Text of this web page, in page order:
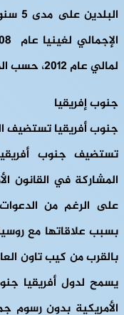
لمالي عام 2012، حسب الدراسة. (Reuters)
جنوب إفريقيا
جنوب أفريقيا تستضيف
تستضيف جنوب
المشاركة في القانون
على الرغم من الدعوات
بسبب علاقاتها مع
بالقرب من كيب تاون
يسمح لدول أفريقيا
الأمريكية بدون رسوم